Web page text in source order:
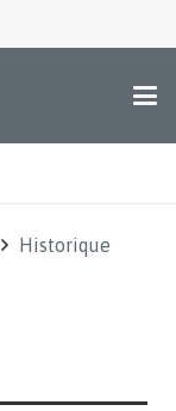
Historique